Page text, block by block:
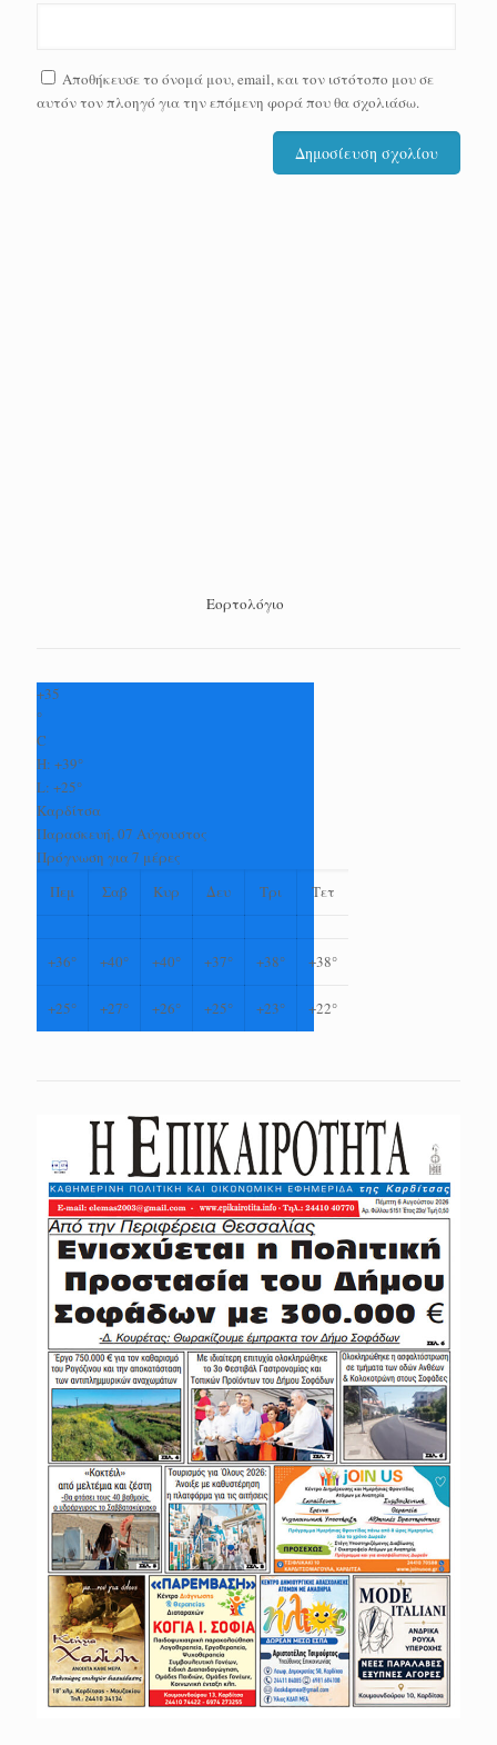
Αποθήκευσε το όνομά μου, email, και τον ιστότοπο μου σε
αυτόν τον πλοηγό για την επόμενη φορά που θα σχολιάσω.
Εορτολόγιο
+35
°
C
H: +39°
L: +25°
Καρδίτσα
Παρασκευή, 07 Αύγουστος
Πρόγνωση για 7 μέρες
Πεμ
Σαβ Κυρ Δευ Τρι Τετ
+36° +40° +40° +37° +38° +38°
+25° +27° +26° +25° +23° +22°